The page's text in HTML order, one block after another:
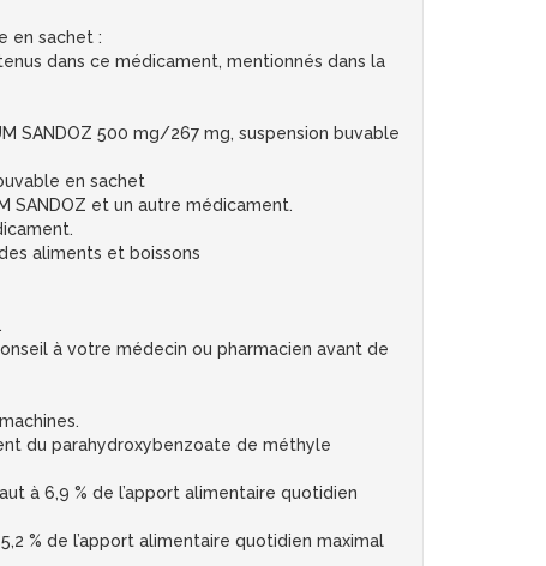
en sachet :
dans ce médicament, mentionnés dans la
SANDOZ 500 mg/267 mg, suspension buvable
en sachet
SANDOZ et un autre médicament.
aliments et boissons
à votre médecin ou pharmacien avant de
du parahydroxybenzoate de méthyle
à 6,9 % de l’apport alimentaire quotidien
% de l’apport alimentaire quotidien maximal